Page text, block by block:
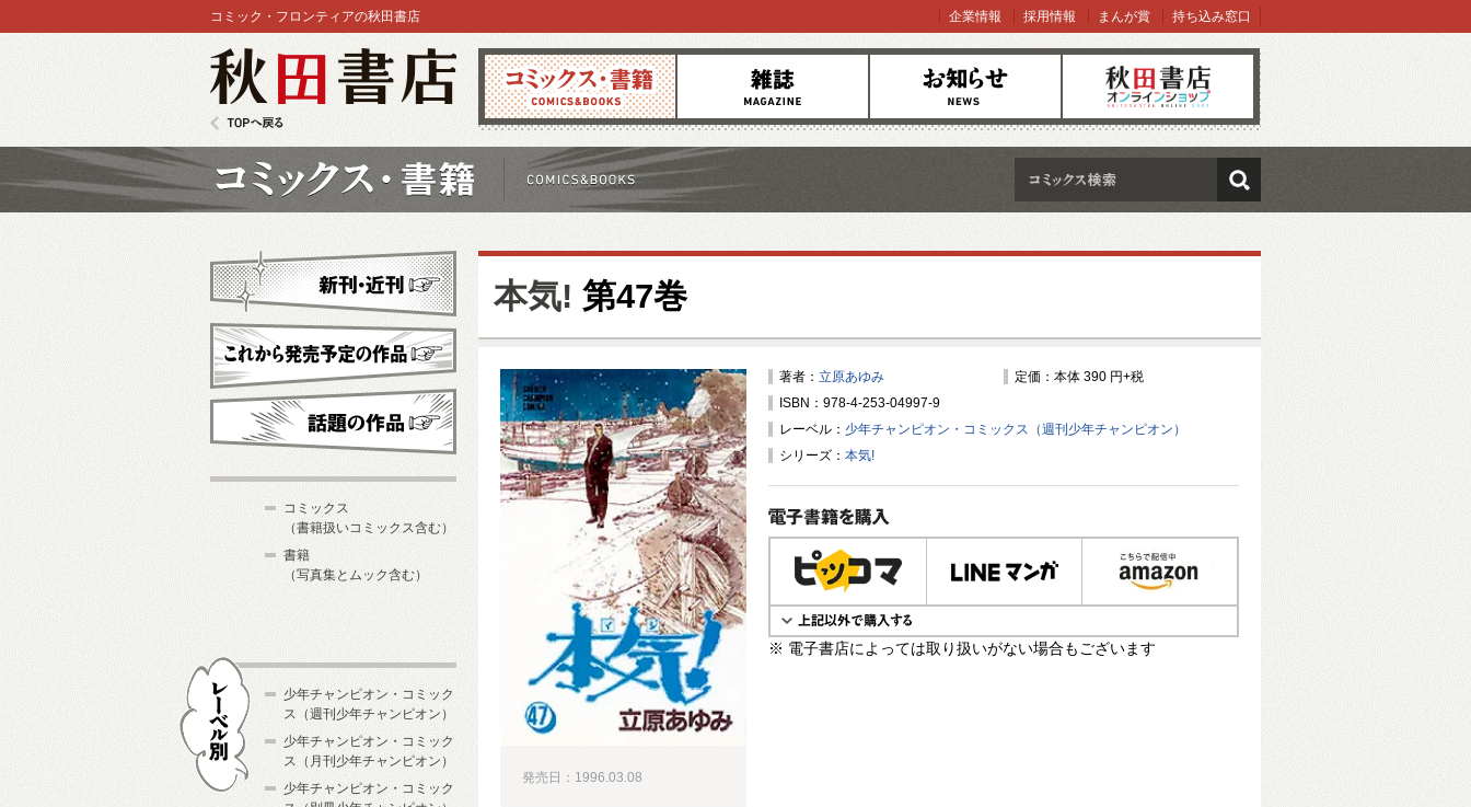
コミックス 雑誌 お知らせ オンラインショップ
コミック・フロンティアの秋田書店 企業情報 採用情報 まんが賞 持ち込み窓口
検索
本気! 第47巻
著者： 立原あゆみ
定価：本体 390 円+税
ISBN：978-4-253-04997-9
レーベル： 少年チャンピオン・コミックス（週刊少年チャンピオン）
シリーズ： 本気!
電子書籍で購入
※ 電子書店によっては取り扱いがない場合もございます
発売日：1996.03.08
新刊・近刊
これから発売予定
コミックス
（書籍扱いコミックス含む）
書籍
（写真集とムック含む）
少年チャンピオン・コミック
ス（週刊少年チャンピオン）
少年チャンピオン・コミック
ス（月刊少年チャンピオン）
少年チャンピオン・コミック